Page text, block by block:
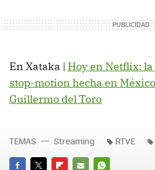
En Xataka | Hoy en Netflix:
stop-motion hecha en
Guillermo del Toro
TEMAS Streaming RTVE